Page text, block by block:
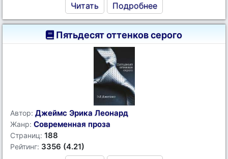
Читать Подробнее
Пятьдесят оттенков серого
Автор: Джеймс Эрика Леонард
Жанр: Современная проза
Страниц: 188
Рейтинг: 3356 (4.21)